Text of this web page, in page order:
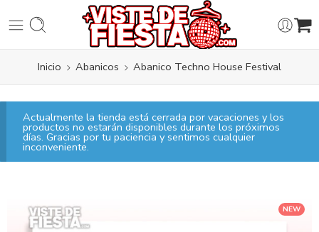
Inicio Abanicos Abanico Techno House Festival
Actualmente la tienda está cerrada por vacaciones y los
productos no estarán disponibles durante los próximos
días. Gracias por tu paciencia y sentimos cualquier
inconveniente.
NEW